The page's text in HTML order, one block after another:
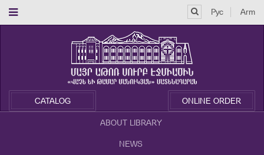
Рус Arm
CATALOG ONLINE ORDER
ABOUT LIBRARY
NEWS